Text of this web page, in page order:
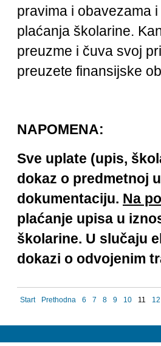
pravima i obavezama
plaćanja školarine.
preuzme i čuva svoj
preuzete finansijske
NAPOMENA:
Sve uplate (upis,
dokaz o predmetnoj
dokumentaciju. Na
plaćanje upisa u
školarine. U slučaju
dokazi o odvojenim
Start Prethodna 6 7 8 9 10 11 12